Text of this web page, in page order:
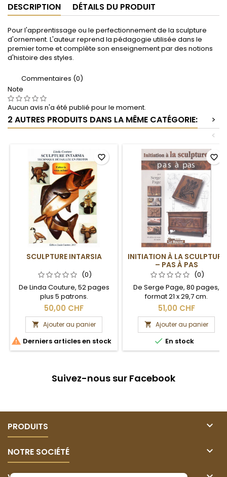
DESCRIPTION DÉTAILS DU PRODUIT
Pour l'apprentissage ou le perfectionnement de la sculpture
d'ornement. L'auteur reprend la pédagogie utilisée dans le
premier tome et complète son enseignement par des notions
d'histoire des styles.
Commentaires (0)
Note
Aucun avis n'a été publié pour le moment.
2 AUTRES PRODUITS DANS LA MÊME CATÉGORIE:
>
<
SCULPTURE INTARSIA
(0)
De Linda Couture, 52 pages
plus 5 patrons.
50,00 CHF
 Ajouter au panier
 Derniers articles en stock
favorite_border
INITIATION À LA SCULPTURE
– PAS À PAS
(0)
De Serge Page, 80 pages,
format 21 x 29,7 cm.
51,00 CHF
 Ajouter au panier
 En stock
favorite_border
Suivez-nous sur Facebook
PRODUITS 
NOTRE SOCIÉTÉ 